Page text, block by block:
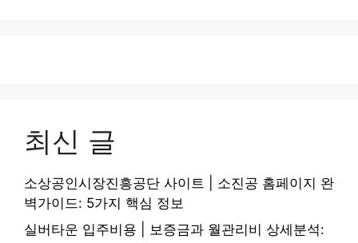
최신 글
소상공인시장진흥공단 사이트 | 소진공 홈페이지 완
벽가이드: 5가지 핵심 정보
실버타운 입주비용 | 보증금과 월관리비 상세분석: